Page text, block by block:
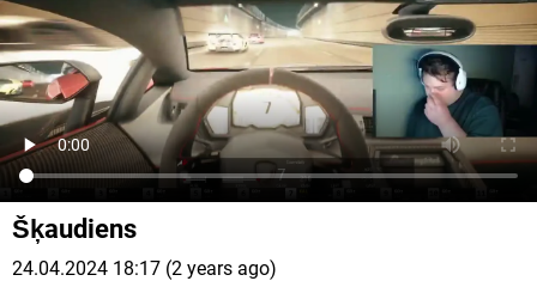
Šķaudiens
24.04.2024 18:17 (2 years ago)